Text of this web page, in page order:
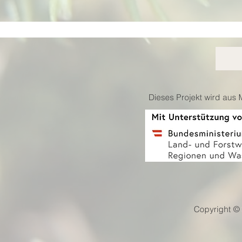
Dieses Projekt wird aus
Copyright ©